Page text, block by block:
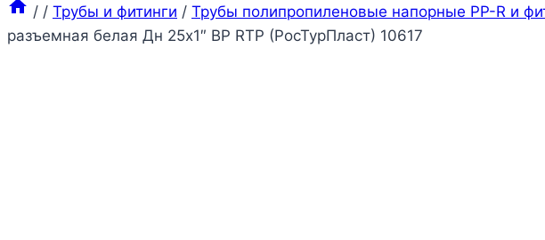
/ / Трубы и фитинги / Трубы полипропиленовые напорные PP-R и
разъемная белая Дн 25х1″ ВР RTP (РосТурПласт) 10617